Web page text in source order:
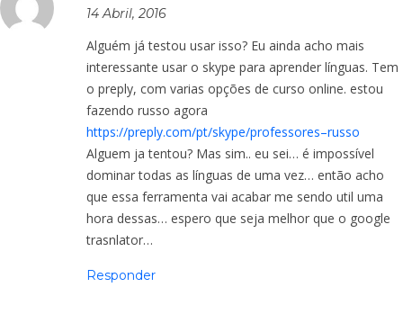
14 Abril, 2016
Alguém já testou usar isso? Eu ainda acho mais
interessante usar o skype para aprender línguas. Tem
o preply, com varias opções de curso online. estou
fazendo russo agora
https://preply.com/pt/skype/professores–russo
Alguem ja tentou? Mas sim.. eu sei… é impossível
dominar todas as línguas de uma vez… então acho
que essa ferramenta vai acabar me sendo util uma
hora dessas… espero que seja melhor que o google
trasnlator…
Responder